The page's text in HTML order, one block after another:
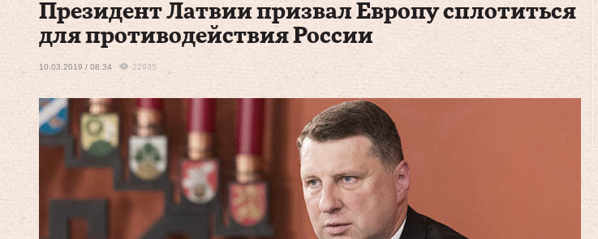
Президент Латвии призвал Европу сплотиться
для противодействия России
10.03.2019 / 08:34 22935